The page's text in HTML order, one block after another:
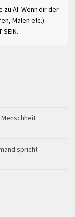
zu AI: Wenn dir der
Malen etc.)
SEIN.
spricht.